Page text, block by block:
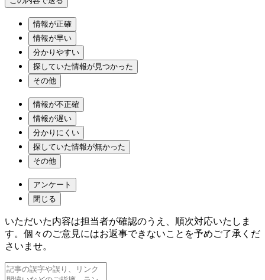
情報が正確
情報が早い
分かりやすい
探していた情報が見つかった
その他
情報が不正確
情報が遅い
分かりにくい
探していた情報が無かった
その他
アンケート
閉じる
いただいた内容は担当者が確認のうえ、順次対応いたしま
す。個々のご意見にはお返事できないことを予めご了承くだ
さいませ。